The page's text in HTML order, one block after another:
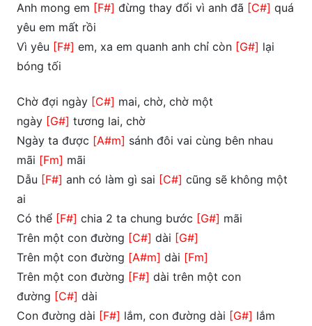
Anh mong em [F#] đừng thay đổi vì anh đã [C#] quá
yêu em mất rồi
Vì yêu [F#] em, xa em quanh anh chỉ còn [G#] lại
bóng tối
Chờ đợi ngày [C#] mai, chờ, chờ một
ngày [G#] tương lai, chờ
Ngày ta được [A#m] sánh đôi vai cùng bên nhau
mãi [Fm] mãi
Dẫu [F#] anh có làm gì sai [C#] cũng sẽ không một
ai
Có thể [F#] chia 2 ta chung bước [G#] mãi
Trên một con đường [C#] dài [G#]
Trên một con đường [A#m] dài [Fm]
Trên một con đường [F#] dài trên một con
đường [C#] dài
Con đường dài [F#] lắm, con đường dài [G#] lắm